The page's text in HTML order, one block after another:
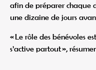
afin de préparer chaque
une dizaine de jours
« Le rôle des bénévoles
s’active partout »,